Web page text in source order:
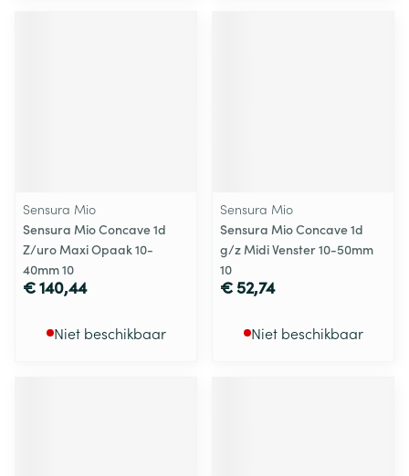
Sensura Mio
Sensura Mio Concave 1d
Z/uro Maxi Opaak 10-
40mm 10
€ 140,44
Niet beschikbaar
Sensura Mio
Sensura Mio Concave 1d
g/z Midi Venster 10-50mm
10
€ 52,74
Niet beschikbaar